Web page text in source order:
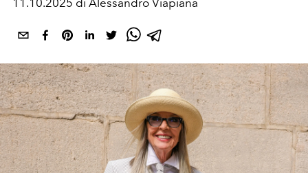
11.10.2025 di Alessandro Viapiana